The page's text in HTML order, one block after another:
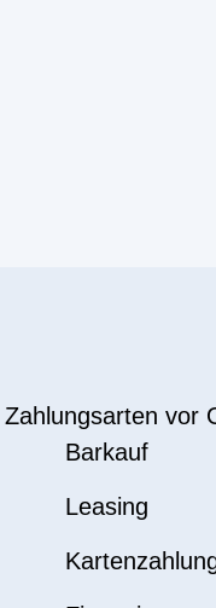
Zahlungsarten vor
Barkauf
Leasing